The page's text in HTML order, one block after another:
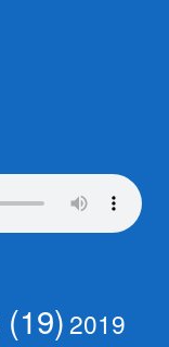
(19) 2019